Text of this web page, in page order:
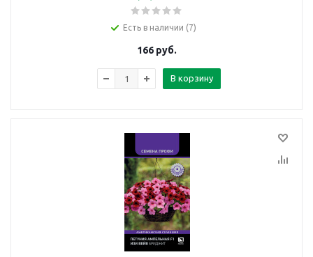
Есть в наличии (7)
166 руб.
В корзину